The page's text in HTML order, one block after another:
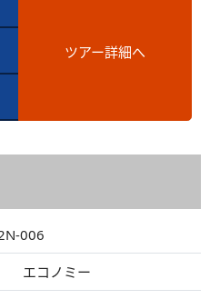
ツアー詳細へ
006
エコノミー